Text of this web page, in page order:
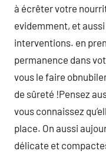
à écrêter votre
evidemment, et
interventions. en
permanence dans
vous le faire
de sûreté !Pensez
vous connaissez
place. On aussi
délicate et